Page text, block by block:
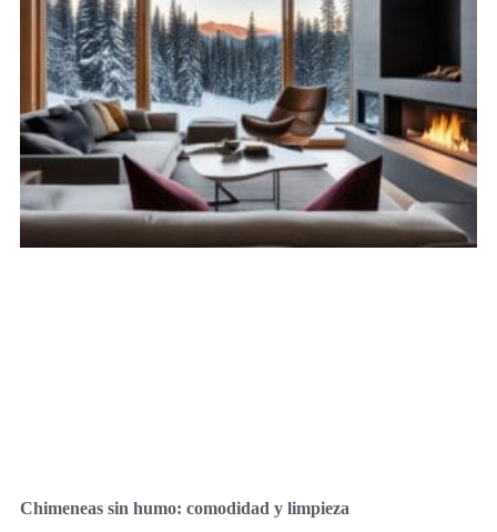
Chimeneas sin humo: comodidad y limpieza